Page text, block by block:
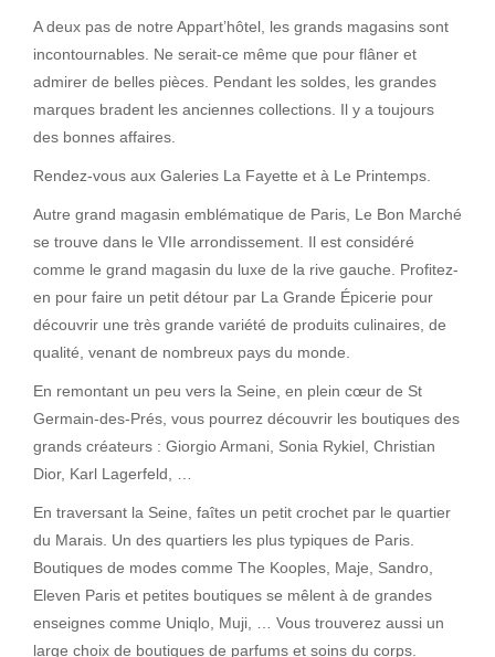
A deux pas de notre Appart’hôtel, les grands magasins sont
incontournables. Ne serait-ce même que pour flâner et
admirer de belles pièces. Pendant les soldes, les grandes
marques bradent les anciennes collections. Il y a toujours
des bonnes affaires.
Rendez-vous aux Galeries La Fayette et à Le Printemps.
Autre grand magasin emblématique de Paris, Le Bon Marché
se trouve dans le VIIe arrondissement. Il est considéré
comme le grand magasin du luxe de la rive gauche. Profitez-
en pour faire un petit détour par La Grande Épicerie pour
découvrir une très grande variété de produits culinaires, de
qualité, venant de nombreux pays du monde.
En remontant un peu vers la Seine, en plein cœur de St
Germain-des-Prés, vous pourrez découvrir les boutiques des
grands créateurs : Giorgio Armani, Sonia Rykiel, Christian
Dior, Karl Lagerfeld, …
En traversant la Seine, faîtes un petit crochet par le quartier
du Marais. Un des quartiers les plus typiques de Paris.
Boutiques de modes comme The Kooples, Maje, Sandro,
Eleven Paris et petites boutiques se mêlent à de grandes
enseignes comme Uniqlo, Muji, … Vous trouverez aussi un
large choix de boutiques de parfums et soins du corps.